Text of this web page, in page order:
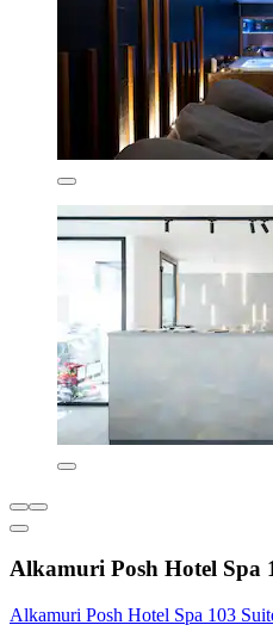
Alkamuri Posh Hotel Spa
Alkamuri Posh Hotel Spa 103